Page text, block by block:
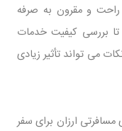
و مقرون ‌به‌ صرفه
بررسی کیفیت خدمات
می ‌تواند تأثیر زیادی
مسافرتی ارزان برای سفر